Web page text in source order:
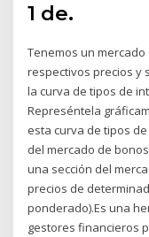
1 de.
Tenemos un
respectivos precios y
la curva de tipos de
Represéntela
esta curva de tipos
del mercado de
una sección del
precios de
ponderado).Es una
gestores financieros